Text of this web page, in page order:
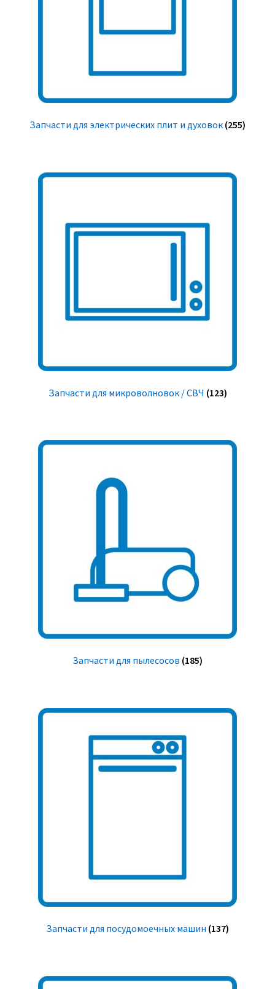
Запчасти для электрических плит и духовок (255)
Запчасти для микроволновок / СВЧ (123)
Запчасти для пылесосов (185)
Запчасти для посудомоечных машин (137)